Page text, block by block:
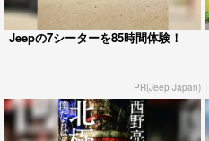
Jeepの7シーターを85時間体験！
PR(Jeep Japan)